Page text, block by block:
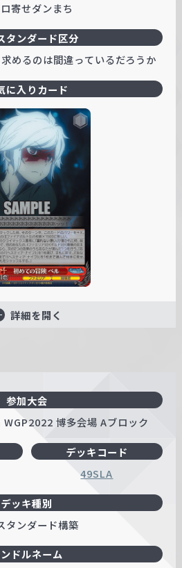
寄せダンまち
タンダード区分
めるのは間違っているだろうか
に入りカード
詳細を開く
参加大会
博多会場 Aブロック
ドルネーム
デッキコード
49SLA
デッキ種別
タンダード構築